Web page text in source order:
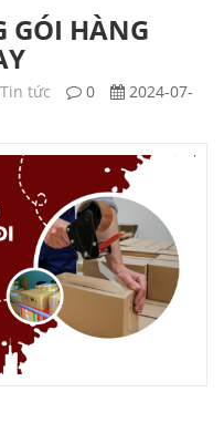
GÓI HÀNG
Tin tức 0
2024-07-